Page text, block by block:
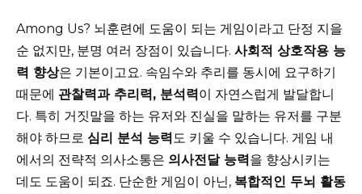
Among Us? 뇌훈련에 도움이 되는 게임이라고 단정 지을
순 없지만, 분명 여러 장점이 있습니다. 사회적 상호작용 능
력 향상은 기본이고요. 속임수와 추리를 동시에 요구하기
때문에 관찰력과 추리력, 분석력이 자연스럽게 발달합니
다. 특히 거짓말을 하는 유저와 진실을 말하는 유저를 구분
해야 하므로 심리 분석 능력 도 키울 수 있습니다. 게임 내
에서의 전략적 의사소통은 의사전달 능력을 향상시키는
데도 도움이 되죠. 단순한 게임이 아닌, 복합적인 두뇌 활동